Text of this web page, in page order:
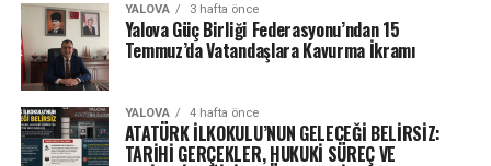
YALOVA 3 hafta önce
Yalova Güç Birliği Federasyonu’ndan 15
Temmuz’da Vatandaşlara Kavurma İkramı
YALOVA 4 hafta önce
ATATÜRK İLKOKULU’NUN GELECEĞİ BELİRSİZ:
TARİHİ GERÇEKLER, HUKUKİ SÜREÇ VE